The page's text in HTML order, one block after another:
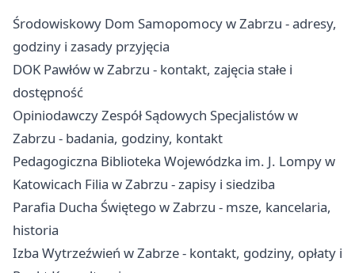
Środowiskowy Dom Samopomocy w Zabrzu - adresy,
godziny i zasady przyjęcia
DOK Pawłów w Zabrzu - kontakt, zajęcia stałe i
dostępność
Opiniodawczy Zespół Sądowych Specjalistów w
Zabrzu - badania, godziny, kontakt
Pedagogiczna Biblioteka Wojewódzka im. J. Lompy w
Katowicach Filia w Zabrzu - zapisy i siedziba
Parafia Ducha Świętego w Zabrzu - msze, kancelaria,
historia
Izba Wytrzeźwień w Zabrze - kontakt, godziny, opłaty i